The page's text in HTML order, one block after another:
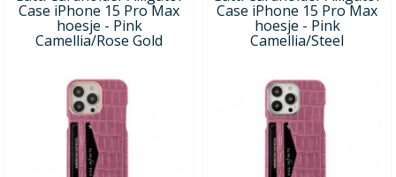
Case iPhone 15 Pro Max
hoesje - Pink
Camellia/Rose Gold
Case iPhone 15 Pro Max
hoesje - Pink
Camellia/Steel